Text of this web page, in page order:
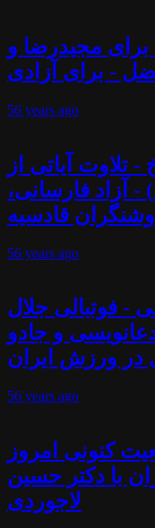
برای مجیدرضا و
- برای آزادی
56 years ago
تلاوت آیاتی از
منجلاب قرآن (۸۲) - آزاد فارسانی،
قادسیه
56 years ago
- فوتبالی جلال
و جادو
در ورزش ایران
56 years ago
کنونی امروز
با دکتر حسین
لاجوردی